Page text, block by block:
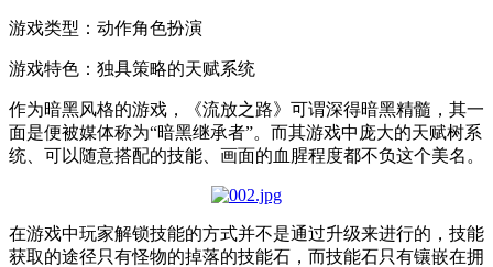
游戏类型：动作角色扮演
游戏特色：独具策略的天赋系统
作为暗黑风格的游戏，《流放之路》可谓深得暗黑精髓，其一
面是便被媒体称为“暗黑继承者”。而其游戏中庞大的天赋树系
统、可以随意搭配的技能、画面的血腥程度都不负这个美名。
在游戏中玩家解锁技能的方式并不是通过升级来进行的，技能
获取的途径只有怪物的掉落的技能石，而技能石只有镶嵌在拥